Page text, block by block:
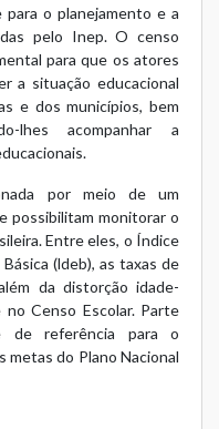
o planejamento e a
pelo Inep. O censo
para que os atores
a situação educacional
e dos municípios, bem
lhes acompanhar a
por meio de um
possibilitam monitorar o
Entre eles, o Índice
(ldeb), as taxas de
da distorção idade-
Censo Escolar. Parte
de referência para o
do Plano Nacional